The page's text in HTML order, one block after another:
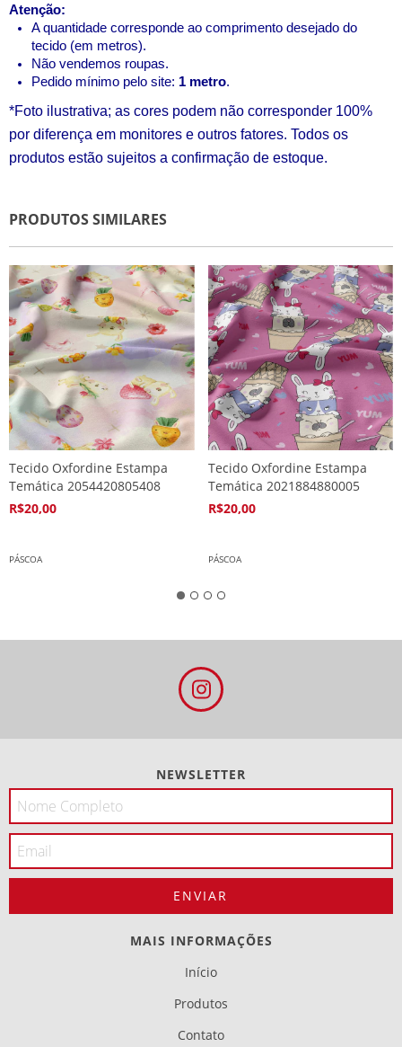
Atenção:
A quantidade corresponde ao comprimento desejado do
tecido (em metros).
Não vendemos roupas.
Pedido mínimo pelo site: 1 metro.
*Foto ilustrativa; as cores podem não corresponder 100%
por diferença em monitores e outros fatores. Todos os
produtos estão sujeitos a confirmação de estoque.
PRODUTOS SIMILARES
Tecido Oxfordine Estampa
Temática 2054420805408
R$20,00
PÁSCOA
Tecido Oxfordine Estampa
Temática 2021884880005
R$20,00
PÁSCOA
NEWSLETTER
MAIS INFORMAÇÕES
Início
Produtos
Contato